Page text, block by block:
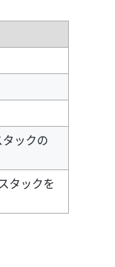
ックの
タックを